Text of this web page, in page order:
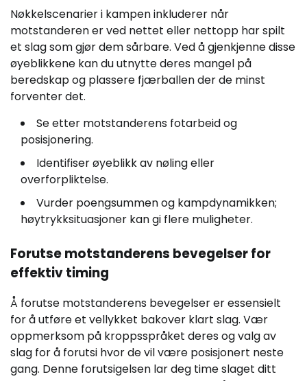
Nøkkelscenarier i kampen inkluderer når
motstanderen er ved nettet eller nettopp har spilt
et slag som gjør dem sårbare. Ved å gjenkjenne disse
øyeblikkene kan du utnytte deres mangel på
beredskap og plassere fjærballen der de minst
forventer det.
Se etter motstanderens fotarbeid og
posisjonering.
Identifiser øyeblikk av nøling eller
overforpliktelse.
Vurder poengsummen og kampdynamikken;
høytrykksituasjoner kan gi flere muligheter.
Forutse motstanderens bevegelser for
effektiv timing
Å forutse motstanderens bevegelser er essensielt
for å utføre et vellykket bakover klart slag. Vær
oppmerksom på kroppsspråket deres og valg av
slag for å forutsi hvor de vil være posisjonert neste
gang. Denne forutsigelsen lar deg time slaget ditt